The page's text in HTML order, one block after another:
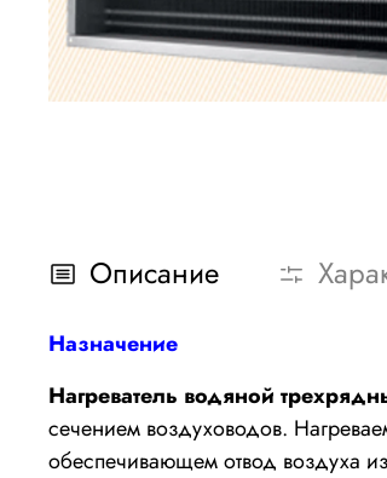
Описание
Назначение
Нагреватель водяной
сечением воздуховодов.
обеспечивающем отвод воздуха